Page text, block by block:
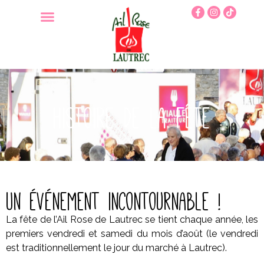
Histoire de la fête
Un événement incontournable !
La fête de l’Ail Rose de Lautrec se tient chaque année, les
premiers vendredi et samedi du mois d’août (le vendredi
est traditionnellement le jour du marché à Lautrec).